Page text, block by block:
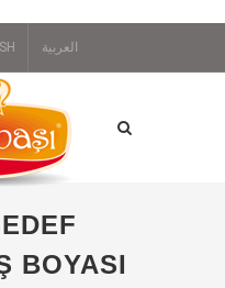
العربية
BOYASI